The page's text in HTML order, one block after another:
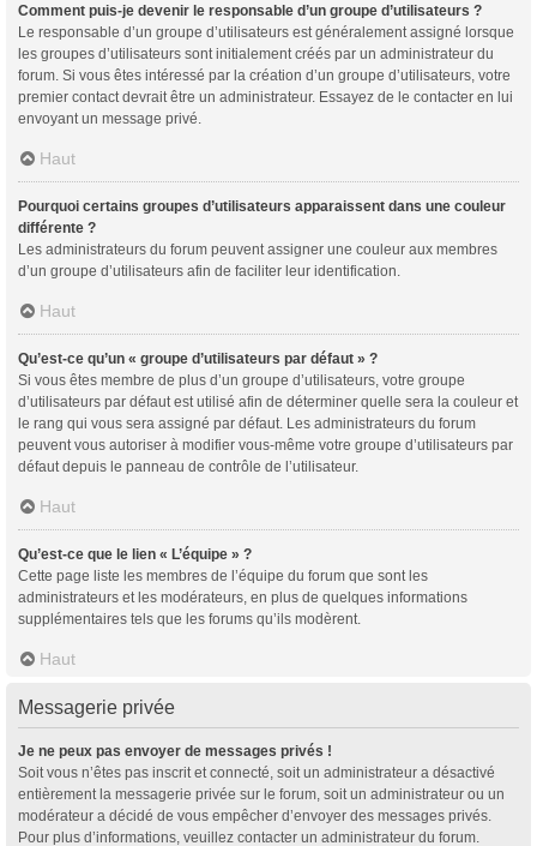
Comment puis-je devenir le responsable d’un groupe d’utilisateurs ?
Le responsable d’un groupe d’utilisateurs est généralement assigné lorsque
les groupes d’utilisateurs sont initialement créés par un administrateur du
forum. Si vous êtes intéressé par la création d’un groupe d’utilisateurs, votre
premier contact devrait être un administrateur. Essayez de le contacter en lui
envoyant un message privé.
Haut
Pourquoi certains groupes d’utilisateurs apparaissent dans une couleur
différente ?
Les administrateurs du forum peuvent assigner une couleur aux membres
d’un groupe d’utilisateurs afin de faciliter leur identification.
Haut
Qu’est-ce qu’un « groupe d’utilisateurs par défaut » ?
Si vous êtes membre de plus d’un groupe d’utilisateurs, votre groupe
d’utilisateurs par défaut est utilisé afin de déterminer quelle sera la couleur et
le rang qui vous sera assigné par défaut. Les administrateurs du forum
peuvent vous autoriser à modifier vous-même votre groupe d’utilisateurs par
défaut depuis le panneau de contrôle de l’utilisateur.
Haut
Qu’est-ce que le lien « L’équipe » ?
Cette page liste les membres de l’équipe du forum que sont les
administrateurs et les modérateurs, en plus de quelques informations
supplémentaires tels que les forums qu’ils modèrent.
Haut
Messagerie privée
Je ne peux pas envoyer de messages privés !
Soit vous n’êtes pas inscrit et connecté, soit un administrateur a désactivé
entièrement la messagerie privée sur le forum, soit un administrateur ou un
modérateur a décidé de vous empêcher d’envoyer des messages privés.
Pour plus d’informations, veuillez contacter un administrateur du forum.